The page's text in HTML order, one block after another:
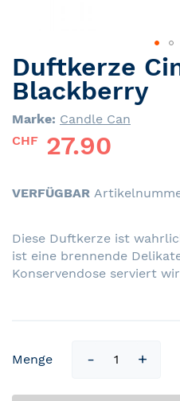
Skip
to
the
beginning
the
gallery
Duftkerze
Blackberry
Marke: Candle Can
CHF 27.90
VERFÜGBAR
Diese Duftkerze ist
ist eine brennende
Konservendose serviert
Menge